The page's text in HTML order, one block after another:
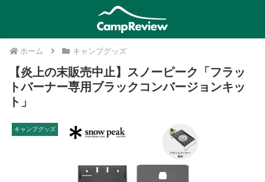
ホーム キャンプグッズ
【炎上の末販売中止】スノーピーク「フラッ
トバーナー専用ブラックコンバージョンキッ
ト」
キャンプグッズ